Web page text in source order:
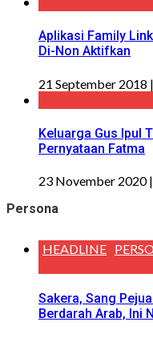
Aplikasi Family
Di-Non Aktifkan
21 September 2018
Keluarga Gus Ipul
Pernyataan Fatma
23 November 2020
Persona
HEADLINE
Sakera, Sang
Berdarah Arab, Ini